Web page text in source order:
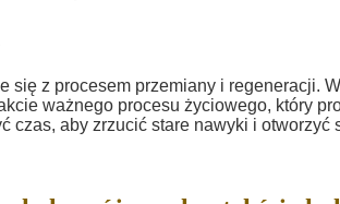
się z procesem przemiany i regeneracji.
ważnego procesu życiowego, który
czas, aby zrzucić stare nawyki i otworzyć